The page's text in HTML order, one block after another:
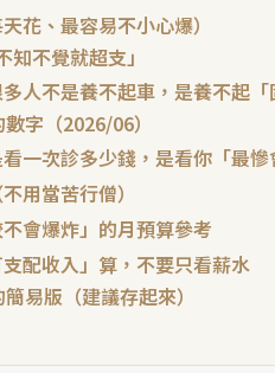
花、最容易不小心爆）
不覺就超支」
人不是養不起車，是養不起「
字（2026/06）
一次診多少錢，是看你「最慘
用當苦行僧）
會爆炸」的月預算參考
配收入」算，不要只看薪水
易版（建議存起來）